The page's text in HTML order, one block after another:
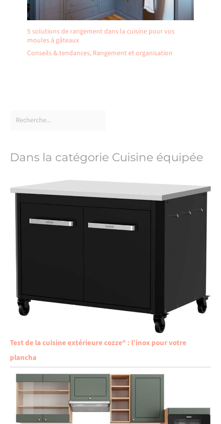
5 solutions de rangement dans la cuisine pour vos
moules à gâteaux
Conseils & tendances, Rangement et organisation
Dans la catégorie Cuisine équipée
Test de la cuisine extérieure cozze® : l’inox pour votre
plancha